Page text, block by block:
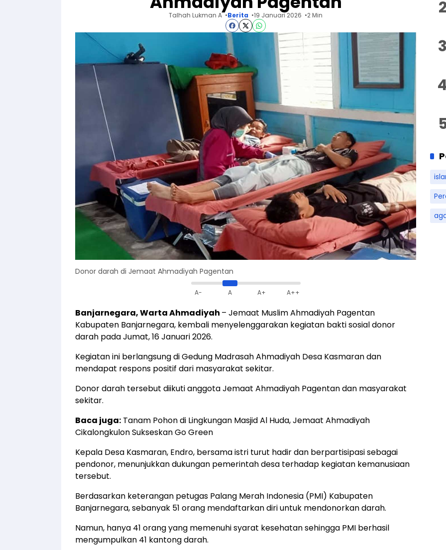
Talhah Lukman A Berita 19 Januari 2026 2 Min
Donor darah di Jemaat Ahmadiyah Pagentan
A- A A+ A++
Banjarnegara, Warta Ahmadiyah – Jemaat Muslim Ahmadiyah Pagentan
Kabupaten Banjarnegara, kembali menyelenggarakan kegiatan bakti sosial donor
darah pada Jumat, 16 Januari 2026.
Kegiatan ini berlangsung di Gedung Madrasah Ahmadiyah Desa Kasmaran dan
mendapat respons positif dari masyarakat sekitar.
Donor darah tersebut diikuti anggota Jemaat Ahmadiyah Pagentan dan masyarakat
sekitar.
Baca juga: Tanam Pohon di Lingkungan Masjid Al Huda, Jemaat Ahmadiyah
Cikalongkulon Sukseskan Go Green
Kepala Desa Kasmaran, Endro, bersama istri turut hadir dan berpartisipasi sebagai
pendonor, menunjukkan dukungan pemerintah desa terhadap kegiatan kemanusiaan
tersebut.
Berdasarkan keterangan petugas Palang Merah Indonesia (PMI) Kabupaten
Banjarnegara, sebanyak 51 orang mendaftarkan diri untuk mendonorkan darah.
Namun, hanya 41 orang yang memenuhi syarat kesehatan sehingga PMI berhasil
mengumpulkan 41 kantong darah.